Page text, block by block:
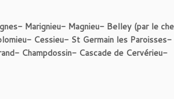
Marignieu- Magnieu- Belley (par le
Cessieu- St Germain les Paroisses-
Champdossin- Cascade de Cervérieu-